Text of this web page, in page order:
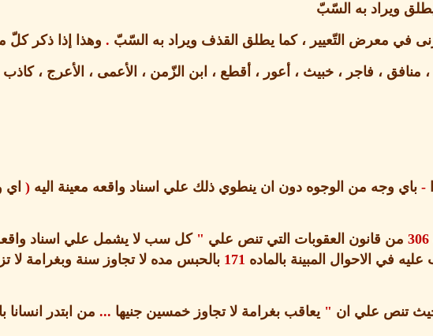
ويراد به السّبّ
في معرض التّعيير ، كما يطلق القذف ويراد به السّبّ . وهذا إذا ذكر كلّ
، فاجر ، خبيث ، أعور ، أقطع ، ابن الزّمن ، الأعمى ، الأعرج ، كاذب
- باي وجه من الوجوه دون ان ينطوي ذلك علي اسناد واقعه معينة اليه ( اي
306 من قانون العقوبات التي تنص علي "كل سب لا يشمل علي اسناد
في الاحوال المبينة بالماده 171 بالحبس مده لا تجاوز سنة وبغرامة لا
تنص علي ان " يعاقب بغرامة لا تجاوز خمسين جنيها ... من ابتدر انسانا